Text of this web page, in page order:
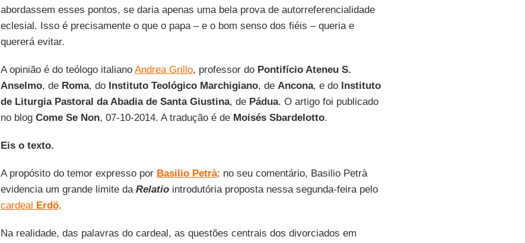
abordassem esses pontos, se daria apenas uma bela prova de autorreferencialidade
eclesial. Isso é precisamente o que o papa – e o bom senso dos fiéis – queria e
quererá evitar.
A opinião é do teólogo italiano Andrea Grillo, professor do Pontifício Ateneu S.
Anselmo, de Roma, do Instituto Teológico Marchigiano, de Ancona, e do Instituto
de Liturgia Pastoral da Abadia de Santa Giustina, de Pádua. O artigo foi publicado
no blog Come Se Non, 07-10-2014. A tradução é de Moisés Sbardelotto.
Eis o texto.
A propósito do temor expresso por Basilio Petrà: no seu comentário, Basilio Petrà
evidencia um grande limite da Relatiointrodutória proposta nessa segunda-feira pelo
cardeal Erdö.
Na realidade, das palavras do cardeal, as questões centrais dos divorciados em